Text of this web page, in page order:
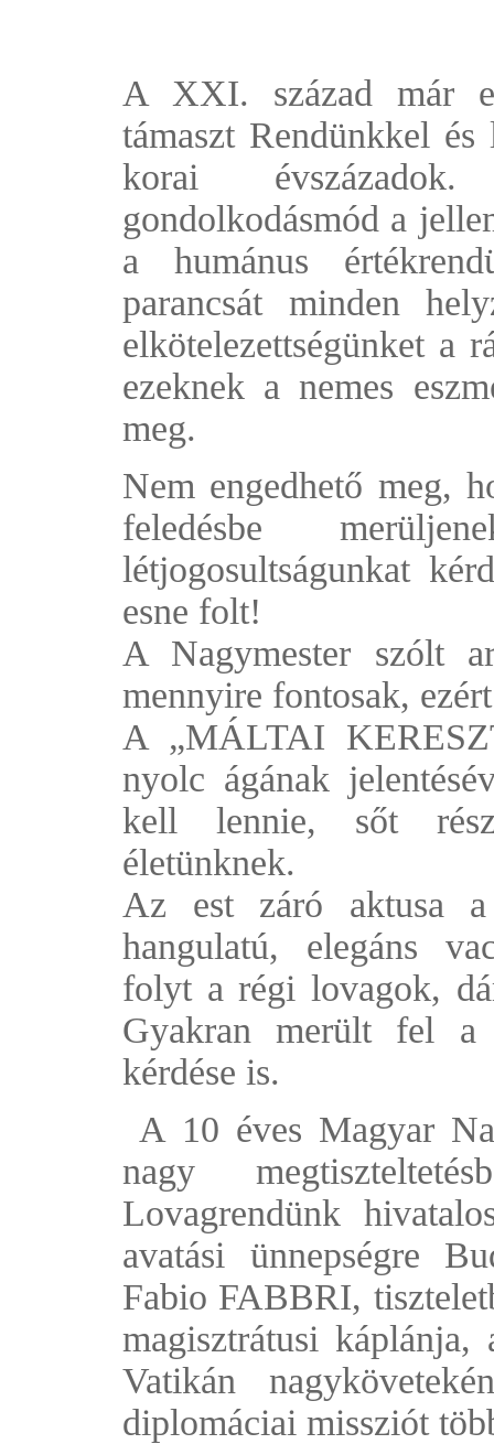
A XXI. század már
támaszt Rendünkkel
korai
gondolkodásmód a
a humánus
parancsát minden
elkötelezettségünket a
ezeknek a nemes
meg.
Nem engedhető meg,
feledésbe
létjogosultságunkat
esne folt!
A Nagymester szólt
mennyire fontosak,
A „MÁLTAI
nyolc ágának
kell lennie, sőt
életünknek.
Az est záró aktusa
hangulatú, elegáns
folyt a régi lovagok,
Gyakran merült fel a
kérdése is.
A 10 éves Magyar
nagy
Lovagrendünk
avatási ünnepségre
Fabio FABBRI,
magisztrátusi
Vatikán
diplomáciai missziót